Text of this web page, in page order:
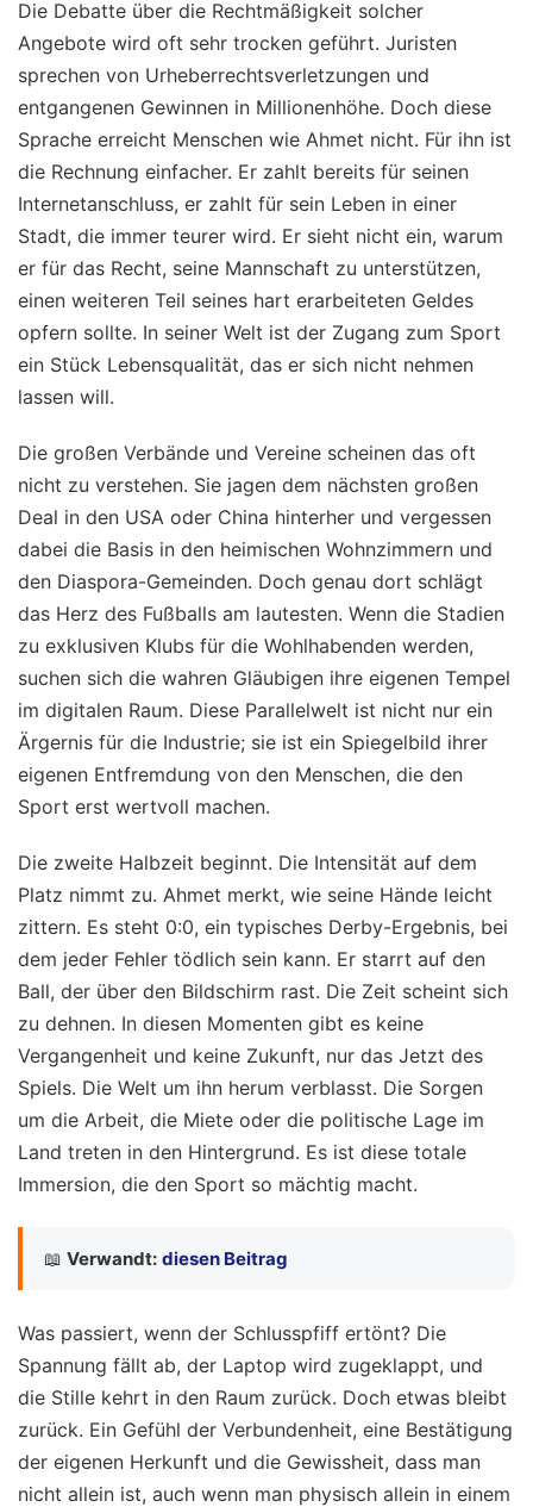
Die Debatte über die Rechtmäßigkeit solcher
Angebote wird oft sehr trocken geführt. Juristen
sprechen von Urheberrechtsverletzungen und
entgangenen Gewinnen in Millionenhöhe. Doch diese
Sprache erreicht Menschen wie Ahmet nicht. Für ihn ist
die Rechnung einfacher. Er zahlt bereits für seinen
Internetanschluss, er zahlt für sein Leben in einer
Stadt, die immer teurer wird. Er sieht nicht ein, warum
er für das Recht, seine Mannschaft zu unterstützen,
einen weiteren Teil seines hart erarbeiteten Geldes
opfern sollte. In seiner Welt ist der Zugang zum Sport
ein Stück Lebensqualität, das er sich nicht nehmen
lassen will.
Die großen Verbände und Vereine scheinen das oft
nicht zu verstehen. Sie jagen dem nächsten großen
Deal in den USA oder China hinterher und vergessen
dabei die Basis in den heimischen Wohnzimmern und
den Diaspora-Gemeinden. Doch genau dort schlägt
das Herz des Fußballs am lautesten. Wenn die Stadien
zu exklusiven Klubs für die Wohlhabenden werden,
suchen sich die wahren Gläubigen ihre eigenen Tempel
im digitalen Raum. Diese Parallelwelt ist nicht nur ein
Ärgernis für die Industrie; sie ist ein Spiegelbild ihrer
eigenen Entfremdung von den Menschen, die den
Sport erst wertvoll machen.
Die zweite Halbzeit beginnt. Die Intensität auf dem
Platz nimmt zu. Ahmet merkt, wie seine Hände leicht
zittern. Es steht 0:0, ein typisches Derby-Ergebnis, bei
dem jeder Fehler tödlich sein kann. Er starrt auf den
Ball, der über den Bildschirm rast. Die Zeit scheint sich
zu dehnen. In diesen Momenten gibt es keine
Vergangenheit und keine Zukunft, nur das Jetzt des
Spiels. Die Welt um ihn herum verblasst. Die Sorgen
um die Arbeit, die Miete oder die politische Lage im
Land treten in den Hintergrund. Es ist diese totale
Immersion, die den Sport so mächtig macht.
📖 Verwandt: diesen Beitrag
Was passiert, wenn der Schlusspfiff ertönt? Die
Spannung fällt ab, der Laptop wird zugeklappt, und
die Stille kehrt in den Raum zurück. Doch etwas bleibt
zurück. Ein Gefühl der Verbundenheit, eine Bestätigung
der eigenen Herkunft und die Gewissheit, dass man
nicht allein ist, auch wenn man physisch allein in einem